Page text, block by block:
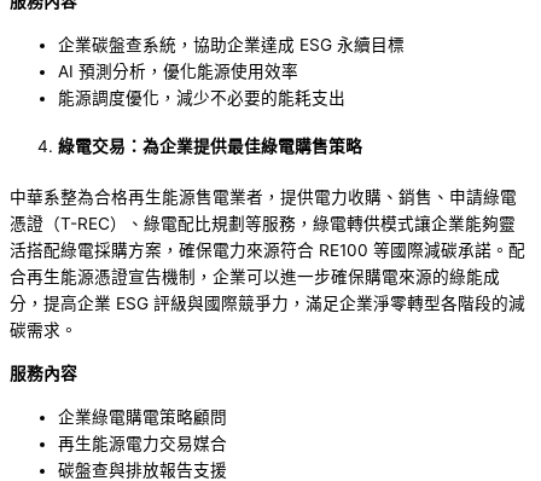
企業碳盤查系統，協助企業達成 ESG 永續目標
AI 預測分析，優化能源使用效率
能源調度優化，減少不必要的能耗支出
綠電交易：為企業提供最佳綠電購售策略
中華系整為合格再生能源售電業者，提供電力收購、銷售、申請綠電
憑證（T-REC）、綠電配比規劃等服務，綠電轉供模式讓企業能夠靈
活搭配綠電採購方案，確保電力來源符合 RE100 等國際減碳承諾。配
合再生能源憑證宣告機制，企業可以進一步確保購電來源的綠能成
分，提高企業 ESG 評級與國際競爭力，滿足企業淨零轉型各階段的減
碳需求。
服務內容
企業綠電購電策略顧問
再生能源電力交易媒合
碳盤查與排放報告支援